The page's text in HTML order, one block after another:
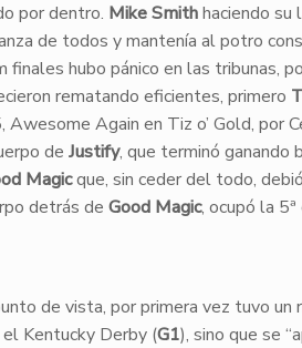
por dentro. Mike Smithhaciendo su
de todos y mantenía al potro
hubo pánico en las tribunas,
rematando eficientes, primero
Again en Tiz o’ Gold, por
de Justify, que terminó ganando
Magicque, sin ceder del todo,
detrás de Good Magic, ocupó la
de vista, por primera vez tuvo un
Kentucky Derby (G1), sino que se